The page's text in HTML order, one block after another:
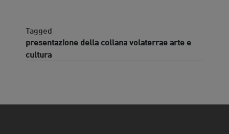
Tagged
presentazione della collana volaterrae arte e
cultura